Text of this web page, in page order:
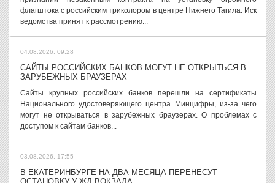
флагштока с российским триколором в центре Нижнего Тагила. Иск
ведомства принят к рассмотрению...
04.08.2026, 09:28
САЙТЫ РОССИЙСКИХ БАНКОВ МОГУТ НЕ ОТКРЫТЬСЯ В
ЗАРУБЕЖНЫХ БРАУЗЕРАХ
Сайты крупных российских банков перешли на сертификаты
Национального удостоверяющего центра Минцифры, из-за чего
могут не открываться в зарубежных браузерах. О проблемах с
доступом к сайтам банков...
03.08.2026, 17:55
В ЕКАТЕРИНБУРГЕ НА ДВА МЕСЯЦА ПЕРЕНЕСУТ